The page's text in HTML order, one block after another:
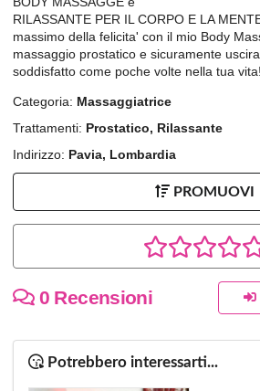
RILASSANTE PER IL CORPO E LA
massimo della felicita' con il mio Body
massaggio prostatico e sicuramente
soddisfatto come poche volte nella tua
Categoria: Massaggiatrice
Trattamenti: Prostatico, Rilassante
Indirizzo: Pavia, Lombardia
PROMUOVI
0 Recensioni
Potrebbero interessarti...